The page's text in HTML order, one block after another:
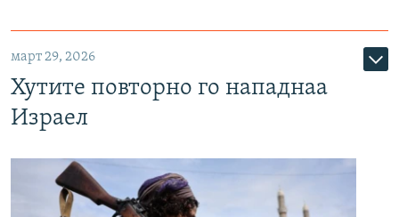
март 29, 2026
Хутите повторно го нападнаа
Израел